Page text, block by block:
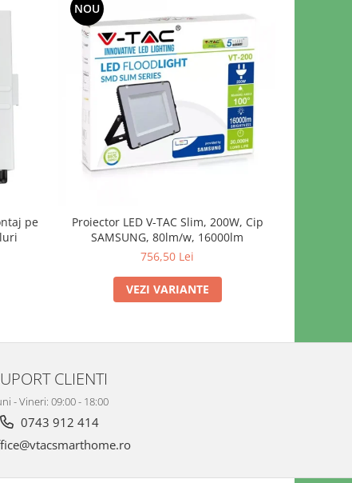
pe
NOU
Proiector LED V-TAC Slim, 200W, Cip
SAMSUNG, 80lm/w, 16000lm
756,50 Lei
VEZI VARIANTE
CLIENTI
- Vineri: 09:00 - 18:00
0743 912 414